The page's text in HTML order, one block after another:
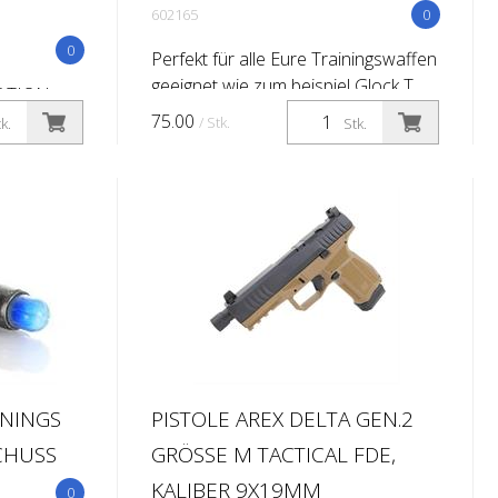
0
sheriff in
X.
0
602165
Perfekt für alle Eure Trainingswaffen
geeignet wie zum beispiel Glock T
Modelle. SIMULATION. EXPANDED
There is a new sheriff in your MOUT
Stk.
75.00 / Stk.
0
PISTOLE AREX DELTA GEN.2
GRÖSSE M TACTICAL FDE,
KALIBER 9X19MM